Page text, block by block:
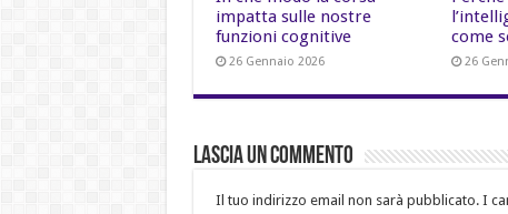
impatta sulle nostre
funzioni cognitive
26 Gennaio 2026
come
26
Lascia un commento
Il tuo indirizzo email non sarà pubblicato. I